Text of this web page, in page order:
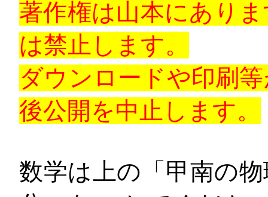
著作権は山本にあり
は禁止します。
ダウンロードや印刷
後公開を中止します。
数学は上の「甲南の